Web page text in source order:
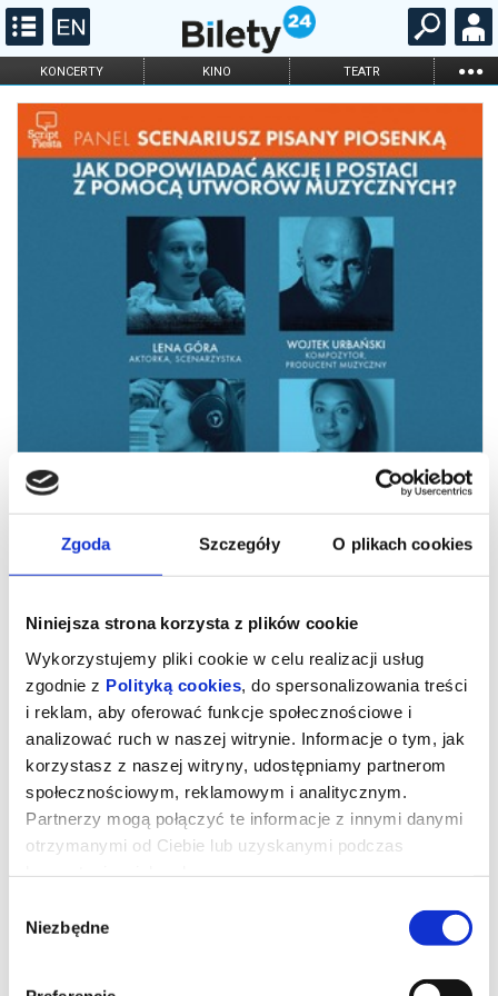
Zgoda Szczegóły O plikach cookies
Niniejsza strona korzysta z plików cookie
Wykorzystujemy pliki cookie w celu realizacji usług
zgodnie z Polityką cookies , do spersonalizowania treści
i reklam, aby oferować funkcje społecznościowe i
analizować ruch w naszej witrynie. Informacje o tym, jak
korzystasz z naszej witryny, udostępniamy partnerom
społecznościowym, reklamowym i analitycznym.
Partnerzy mogą połączyć te informacje z innymi danymi
otrzymanymi od Ciebie lub uzyskanymi podczas
zgody
Niezbędne
KONCERTY KINO TEATR ...
FILHARMONIA OPERA I BALET
DLA DZIECI
ONLINE KARNETY
SCRIPT FIESTA: PANEL: Scenariusz
pisany piosenką. Jak dopowiadać
akcję i postaci z pomocą utworów
muzycznych?
UWAGA! NIE ZWLEKAJ – ODBIERZ DARMOWĄ WEJŚCIÓWKĘ, BY
UCZESTNICZYĆ W WYDARZENIU!
Pula miejsc jest limitowana. Obowiązuje zasada: kto pierwszy
się na minimum 8 paneli i wybierz bilet „Student WSF”, by móc
(ENG: If you are a student of the Warsaw Film School – sign up for
at least 8 panels and select the "Student WSF" ticket to be able to